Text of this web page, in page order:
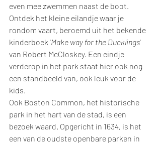
even mee zwemmen naast de boot.
Ontdek het kleine eilandje waar je
rondom vaart, beroemd uit het bekende
kinderboek 'Make way for the Ducklings'
van Robert McCloskey. Een eindje
verderop in het park staat hier ook nog
een standbeeld van, ook leuk voor de
kids.
Ook Boston Common, het historische
park in het hart van de stad, is een
bezoek waard. Opgericht in 1634, is het
een van de oudste openbare parken in